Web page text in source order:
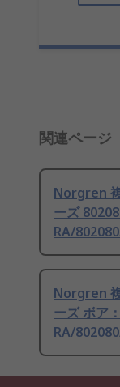
関連ページ
Norgren
ーズ
RA/
Norgren
ーズ ボア
RA/